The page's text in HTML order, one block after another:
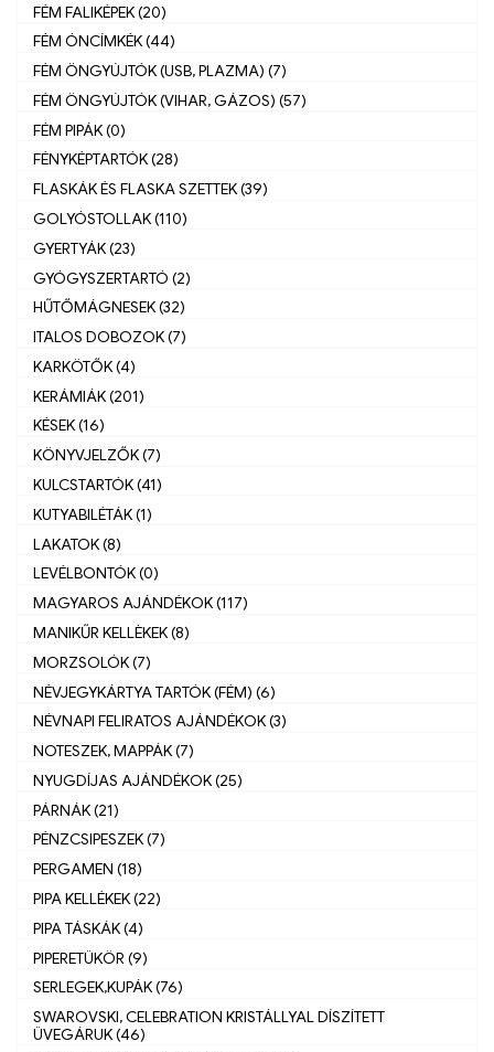
FÉM FALIKÉPEK (20)
FÉM ÓNCÍMKÉK (44)
FÉM ÖNGYÚJTÓK (USB, PLAZMA) (7)
FÉM ÖNGYÚJTÓK (VIHAR, GÁZOS) (57)
FÉM PIPÁK (0)
FÉNYKÉPTARTÓK (28)
FLASKÁK ÉS FLASKA SZETTEK (39)
GOLYÓSTOLLAK (110)
GYERTYÁK (23)
GYÓGYSZERTARTÓ (2)
HŰTŐMÁGNESEK (32)
ITALOS DOBOZOK (7)
KARKÖTŐK (4)
KERÁMIÁK (201)
KÉSEK (16)
KÖNYVJELZŐK (7)
KULCSTARTÓK (41)
KUTYABILÉTÁK (1)
LAKATOK (8)
LEVÉLBONTÓK (0)
MAGYAROS AJÁNDÉKOK (117)
MANIKŰR KELLÈKEK (8)
MORZSOLÓK (7)
NÉVJEGYKÁRTYA TARTÓK (FÉM) (6)
NÉVNAPI FELIRATOS AJÁNDÉKOK (3)
NOTESZEK, MAPPÁK (7)
NYUGDÍJAS AJÁNDÉKOK (25)
PÁRNÁK (21)
PÉNZCSIPESZEK (7)
PERGAMEN (18)
PIPA KELLÉKEK (22)
PIPA TÁSKÁK (4)
PIPERETÜKÖR (9)
SERLEGEK,KUPÁK (76)
SWAROVSKI, CELEBRATION KRISTÁLLYAL DÍSZÍTETT
ÜVEGÁRUK (46)